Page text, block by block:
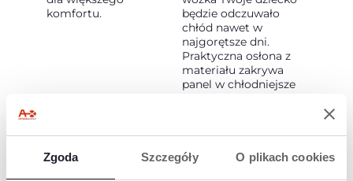
Zgoda Szczegóły O plikach cookies
komfortu.
będzie odczuwało
chłód nawet w
najgorętsze dni.
Praktyczna osłona z
materiału zakrywa
panel w chłodniejsze
Twojemu dziecku
maksymalny